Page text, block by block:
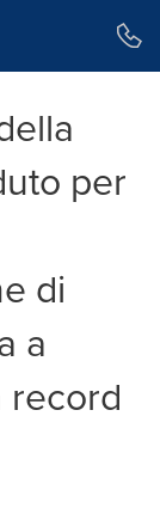
per
di
a
record